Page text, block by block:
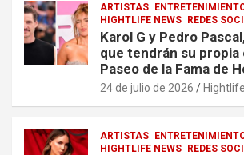
ARTISTAS
HIGHTLIFE NEWS REDES
Karol G y Pedro
que tendrán su propia
Paseo de la Fama de
24 de julio de 2026 Hightlife
ARTISTAS
HIGHTLIFE NEWS REDES